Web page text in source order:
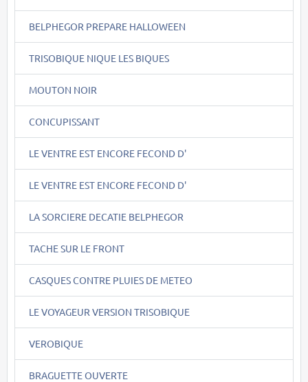
BELPHEGOR PREPARE HALLOWEEN
TRISOBIQUE NIQUE LES BIQUES
MOUTON NOIR
CONCUPISSANT
LE VENTRE EST ENCORE FECOND D'
LE VENTRE EST ENCORE FECOND D'
LA SORCIERE DECATIE BELPHEGOR
TACHE SUR LE FRONT
CASQUES CONTRE PLUIES DE METEO
LE VOYAGEUR VERSION TRISOBIQUE
VEROBIQUE
BRAGUETTE OUVERTE